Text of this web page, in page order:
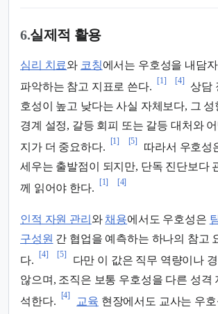
6.실제적 활용
심리 치료와 코칭에서는 우호성을 내담
파악하는 참고 지표로 쓴다.
[1] [4]
상담
호성이 높고 낮다는 사실 자체보다, 그
경계 설정, 갈등 회피 또는 갈등 대처와
지가 더 중요하다.
[1] [5]
따라서 우호성
세우는 출발점이 되지만, 단독 진단보다
께 읽어야 한다.
[1] [4]
인적 자원 관리 와 채용에서도 우호성은
구성원 간 협업을 예측하는 하나의 참고
다.
[4] [5]
다만 이 값은 직무 역량이나
않으며, 조직은 보통 우호성을 다른 성격
석한다.
[4]
교육 현장에서도 교사는 우